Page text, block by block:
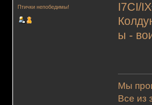
Птички непобедимы!
I7CI/
ы -
Мы
Все из